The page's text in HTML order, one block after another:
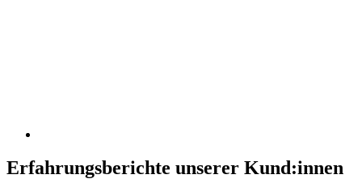
Erfahrungsberichte unserer Kund:innen